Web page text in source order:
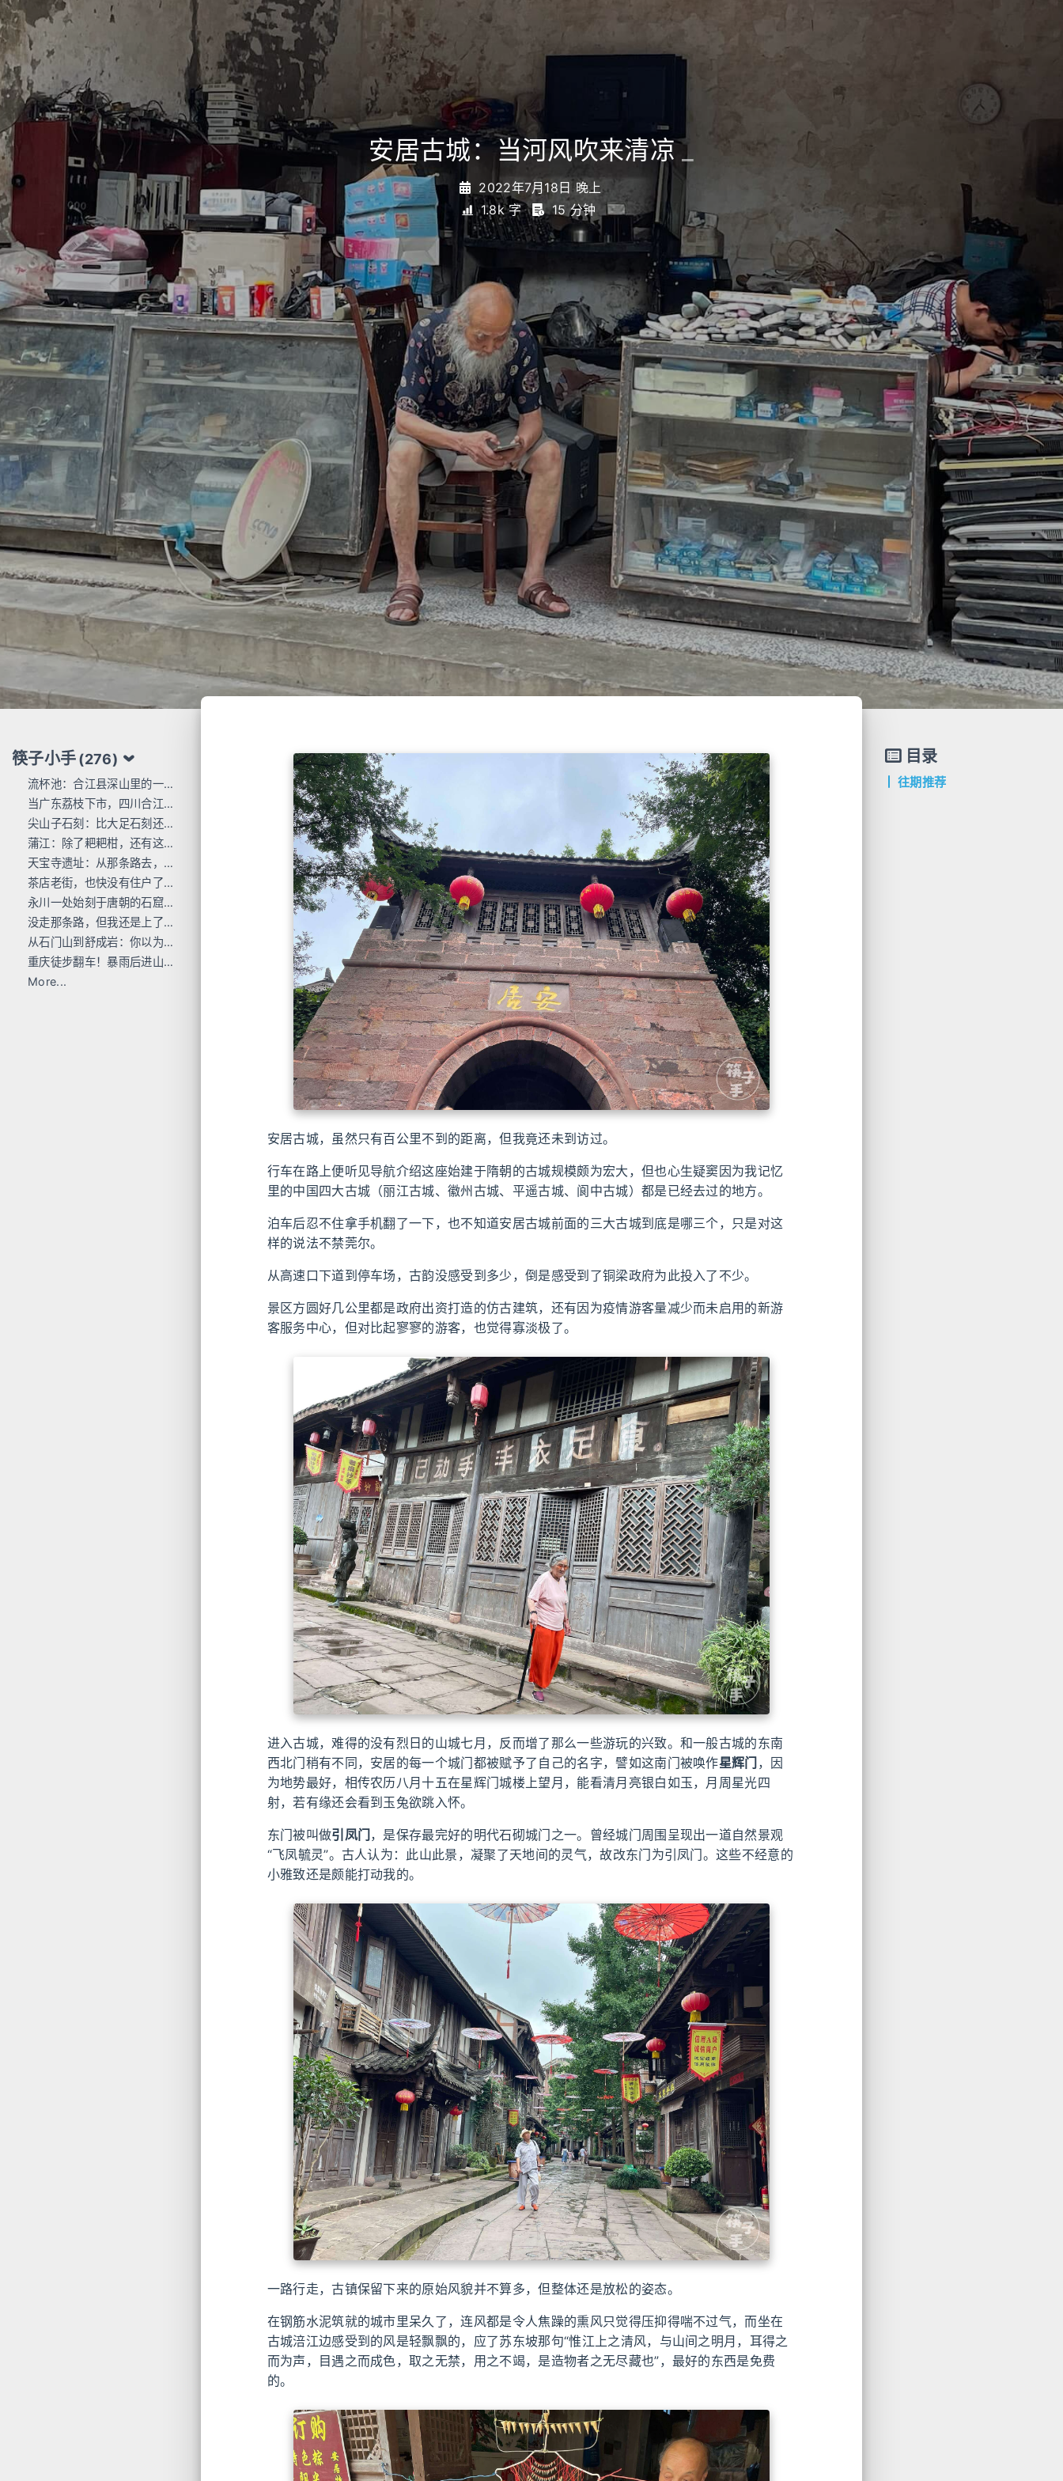
安居古城：当河风吹来清凉_
2022年7月18日 晚上
1.8k 字
15 分钟
筷子小手(276)
流杯池：合江县深山里的一行东洋刻痕
当广东荔枝下市，四川合江的才刚红透
尖山子石刻：比大足石刻还早300年
蒲江：除了耙耙柑，还有这么多唐宋石刻
天宝寺遗址：从那条路去，过这座桥来
茶店老街，也快没有住户了...
永川一处始刻于唐朝的石窟，人不多 值得去
没走那条路，但我还是上了巴岳山
从石门山到舒成岩：你以为去过宝顶山就是全部的大足石刻了吗？
重庆徒步翻车！暴雨后进山，差点栽在这座小山里
More...
安居古城，虽然只有百公里不到的距离，但我竟还未到访过。
行车在路上便听见导航介绍这座始建于隋朝的古城规模颇为宏大，但也心生疑窦因为我记忆
里的中国四大古城（丽江古城、徽州古城、平遥古城、阆中古城）都是已经去过的地方。
泊车后忍不住拿手机翻了一下，也不知道安居古城前面的三大古城到底是哪三个，只是对这
样的说法不禁莞尔。
从高速口下道到停车场，古韵没感受到多少，倒是感受到了铜梁政府为此投入了不少。
景区方圆好几公里都是政府出资打造的仿古建筑，还有因为疫情游客量减少而未启用的新游
客服务中心，但对比起寥寥的游客，也觉得寡淡极了。
进入古城，难得的没有烈日的山城七月，反而增了那么一些游玩的兴致。和一般古城的东南
西北门稍有不同，安居的每一个城门都被赋予了自己的名字，譬如这南门被唤作星辉门 ，因
为地势最好，相传农历八月十五在星辉门城楼上望月，能看清月亮银白如玉，月周星光四
射，若有缘还会看到玉兔欲跳入怀。
东门被叫做引凤门，是保存最完好的明代石砌城门之一。曾经城门周围呈现出一道自然景观
“飞凤毓灵”。古人认为：此山此景，凝聚了天地间的灵气，故改东门为引凤门。这些不经意的
小雅致还是颇能打动我的。
一路行走，古镇保留下来的原始风貌并不算多，但整体还是放松的姿态。
在钢筋水泥筑就的城市里呆久了，连风都是令人焦躁的熏风只觉得压抑得喘不过气，而坐在
古城涪江边感受到的风是轻飘飘的，应了苏东坡那句“惟江上之清风，与山间之明月，耳得之
而为声，目遇之而成色，取之无禁，用之不竭，是造物者之无尽藏也”，最好的东西是免费
的。
目录
往期推荐